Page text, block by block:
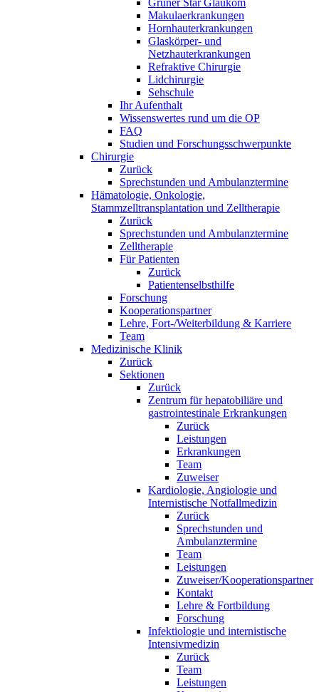
Grüner Star Glaukom
Makulaerkrankungen
Hornhauterkrankungen
Glaskörper- und
Netzhauterkrankungen
Refraktive Chirurgie
Lidchirurgie
Sehschule
Ihr Aufenthalt
Wissenswertes rund um die OP
FAQ
Studien und Forschungsschwerpunkte
Chirurgie
Zurück
Sprechstunden und Ambulanztermine
Hämatologie, Onkologie,
Stammzelltransplantation und Zelltherapie
Zurück
Sprechstunden und Ambulanztermine
Zelltherapie
Für Patienten
Zurück
Patientenselbsthilfe
Forschung
Kooperationspartner
Lehre, Fort-/Weiterbildung & Karriere
Team
Medizinische Klinik
Zurück
Sektionen
Zurück
Zentrum für hepatobiliäre und
gastrointestinale Erkrankungen
Zurück
Leistungen
Erkrankungen
Team
Zuweiser
Kardiologie, Angiologie und
Internistische Notfallmedizin
Zurück
Sprechstunden und
Ambulanztermine
Team
Leistungen
Zuweiser/Kooperationspartner
Kontakt
Lehre & Fortbildung
Forschung
Infektiologie und internistische
Intensivmedizin
Zurück
Team
Leistungen